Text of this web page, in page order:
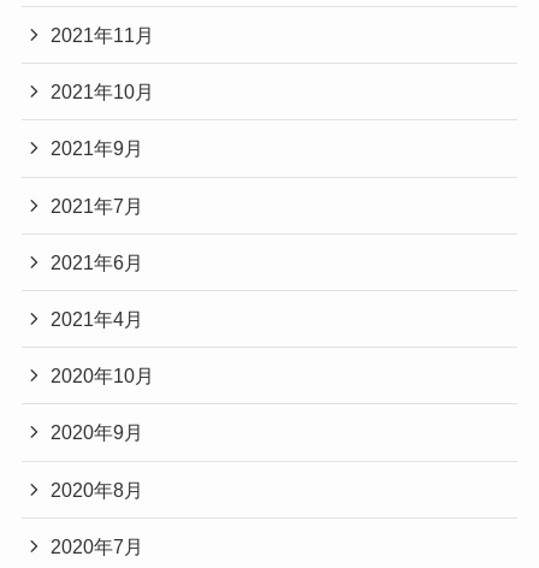
2021年11月
2021年10月
2021年9月
2021年7月
2021年6月
2021年4月
2020年10月
2020年9月
2020年8月
2020年7月